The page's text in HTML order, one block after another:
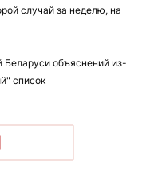
случай за неделю, на
Беларуси объяснений из-
список